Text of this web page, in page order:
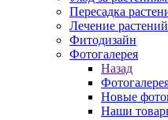
Пересадка
Лечение растений
Фитодизайн
Фотогалерея
Назад
Новые
Наши